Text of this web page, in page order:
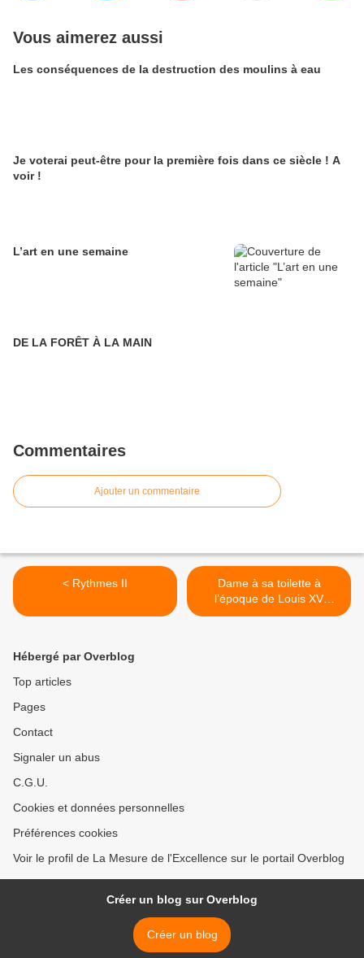
Vous aimerez aussi
Les conséquences de la destruction des moulins à eau
Je voterai peut-être pour la première fois dans ce siècle ! A
voir !
L’art en une semaine
DE LA FORÊT À LA MAIN
Commentaires
Ajouter un commentaire
< Rythmes II
Dame à sa toilette à
l’époque de Louis XV
(1722– 1774) >
Hébergé par Overblog
Top articles
Pages
Contact
Signaler un abus
C.G.U.
Cookies et données personnelles
Préférences cookies
Voir le profil de La Mesure de l'Excellence sur le portail Overblog
Créer un blog sur Overblog
Créer un blog